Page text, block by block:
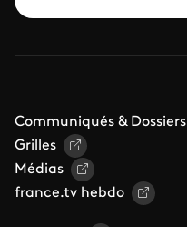
Communiqués & Dossiers
Grilles
Médias
france.tv hebdo